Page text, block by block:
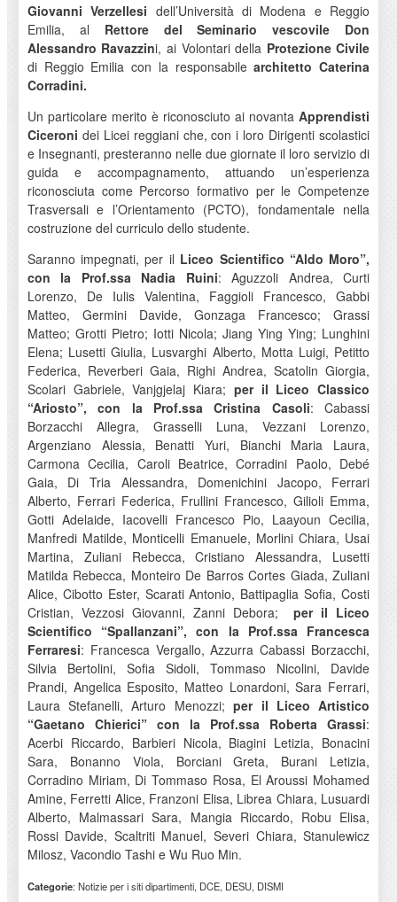
Giovanni Verzellesi dell’Università di Modena e Reggio
Emilia, al Rettore del Seminario vescovile Don
Alessandro Ravazzini, ai Volontari della Protezione Civile
di Reggio Emilia con la responsabilearchitetto Caterina
Corradini.
Un particolare merito è riconosciuto ai novantaApprendisti
Ciceroni dei Licei reggiani che, con i loro Dirigenti scolastici
e Insegnanti, presteranno nelle due giornate il loro servizio di
guida e accompagnamento, attuando un’esperienza
riconosciuta come Percorso formativo per le Competenze
Trasversali e l’Orientamento (PCTO), fondamentale nella
costruzione del curriculo dello studente.
Saranno impegnati, per il Liceo Scientifico “Aldo Moro”,
con la Prof.ssa Nadia Ruini: Aguzzoli Andrea, Curti
Lorenzo, De Iulis Valentina, Faggioli Francesco, Gabbi
Matteo, Germini Davide, Gonzaga Francesco; Grassi
Matteo; Grotti Pietro; Iotti Nicola; Jiang Ying Ying; Lunghini
Elena; Lusetti Giulia, Lusvarghi Alberto, Motta Luigi, Petitto
Federica, Reverberi Gaia, Righi Andrea, Scatolin Giorgia,
Scolari Gabriele, Vanjgjelaj Kiara; per il Liceo Classico
“Ariosto”, con la Prof.ssa Cristina Casoli: Cabassi
Borzacchi Allegra, Grasselli Luna, Vezzani Lorenzo,
Argenziano Alessia, Benatti Yuri, Bianchi Maria Laura,
Carmona Cecilia, Caroli Beatrice, Corradini Paolo, Debé
Gaia, Di Tria Alessandra, Domenichini Jacopo, Ferrari
Alberto, Ferrari Federica, Frullini Francesco, Gilioli Emma,
Gotti Adelaide, Iacovelli Francesco Pio, Laayoun Cecilia,
Manfredi Matilde, Monticelli Emanuele, Morlini Chiara, Usai
Martina, Zuliani Rebecca, Cristiano Alessandra, Lusetti
Matilda Rebecca, Monteiro De Barros Cortes Giada, Zuliani
Alice, Cibotto Ester, Scarati Antonio, Battipaglia Sofia, Costi
Cristian, Vezzosi Giovanni, Zanni Debora;per il Liceo
Scientifico “Spallanzani”, con la Prof.ssa Francesca
Ferraresi: Francesca Vergallo, Azzurra Cabassi Borzacchi,
Silvia Bertolini, Sofia Sidoli, Tommaso Nicolini, Davide
Prandi, Angelica Esposito, Matteo Lonardoni, Sara Ferrari,
Laura Stefanelli, Arturo Menozzi;per il Liceo Artistico
“Gaetano Chierici” con la Prof.ssa Roberta Grassi:
Acerbi Riccardo, Barbieri Nicola, Biagini Letizia, Bonacini
Sara, Bonanno Viola, Borciani Greta, Burani Letizia,
Corradino Miriam, Di Tommaso Rosa, El Aroussi Mohamed
Amine, Ferretti Alice, Franzoni Elisa, Librea Chiara, Lusuardi
Alberto, Malmassari Sara, Mangia Riccardo, Robu Elisa,
Rossi Davide, Scaltriti Manuel, Severi Chiara, Stanulewicz
Milosz, Vacondio Tashi e Wu Ruo Min.
Categorie: Notizie per i siti dipartimenti, DCE, DESU, DISMI